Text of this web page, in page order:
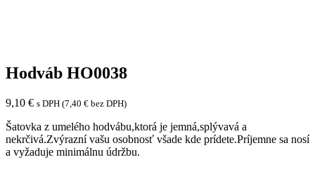
Hodváb HO0038
9,10 € s DPH (7,40 € bez DPH)
Šatovka z umelého hodvábu,ktorá je jemná,splývavá a
nekrčivá.Zvýrazní vašu osobnosť všade kde prídete.Príjemne sa nosí
a vyžaduje minimálnu údržbu.